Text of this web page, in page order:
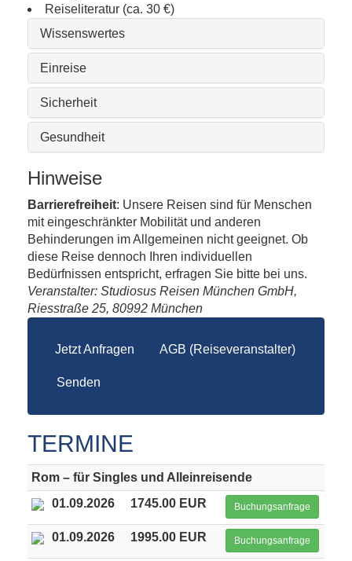
Reiseliteratur (ca. 30 €)
Wissenswertes
Einreise
Sicherheit
Gesundheit
Hinweise
Barrierefreiheit: Unsere Reisen sind für Menschen
mit eingeschränkter Mobilität und anderen
Behinderungen im Allgemeinen nicht geeignet. Ob
diese Reise dennoch Ihren individuellen
Bedürfnissen entspricht, erfragen Sie bitte bei uns.
Veranstalter: Studiosus Reisen München GmbH,
Riesstraße 25, 80992 München
Jetzt Anfragen AGB (Reiseveranstalter)
Senden
TERMINE
Rom – für Singles und Alleinreisende
01.09.2026
1745.00 EUR Buchungsanfrage
01.09.2026 1995.00 EUR Buchungsanfrage